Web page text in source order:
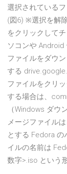
選択されている
(図6) ※選択を解
をクリックして
ソコンや
ファイルをダウ
する
ファイルをクリ
する場合は、
（Windows ダウ
メージファイル
とする Fedora
イルの名前は
数字>.iso という